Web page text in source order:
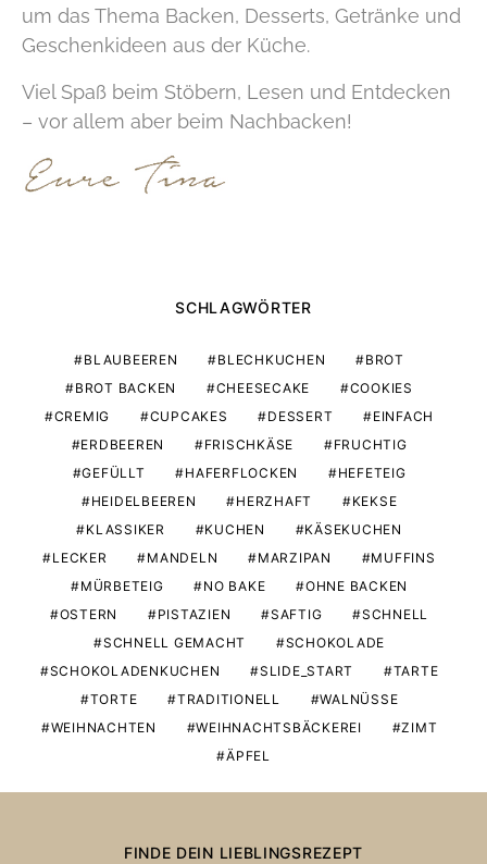
um das Thema Backen, Desserts, Getränke und
Geschenkideen aus der Küche.
Viel Spaß beim Stöbern, Lesen und Entdecken
– vor allem aber beim Nachbacken!
SCHLAGWÖRTER
BLAUBEEREN BLECHKUCHEN
BROT
BROT BACKEN
CHEESECAKE
COOKIES
CREMIG
CUPCAKES DESSERT
EINFACH
ERDBEEREN
FRISCHKÄSE
FRUCHTIG
GEFÜLLT
HAFERFLOCKEN
HEFETEIG
HEIDELBEEREN
HERZHAFT
KEKSE
KLASSIKER
KUCHEN
KÄSEKUCHEN
LECKER
MANDELN MARZIPAN
MUFFINS
MÜRBETEIG
NO BAKE
OHNE BACKEN
OSTERN
PISTAZIEN SAFTIG
SCHNELL
SCHNELL GEMACHT
SCHOKOLADE
SCHOKOLADENKUCHEN
SLIDE_START
TARTE
TORTE
TRADITIONELL
WALNÜSSE
WEIHNACHTEN
WEIHNACHTSBÄCKEREI
ZIMT
ÄPFEL
FINDE DEIN LIEBLINGSREZEPT